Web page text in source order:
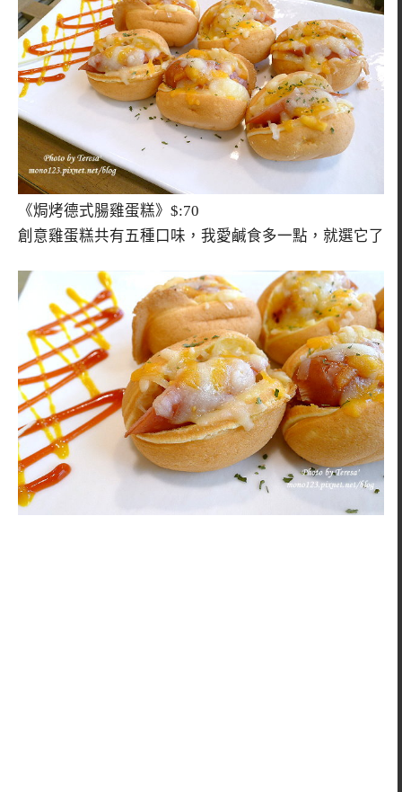
《焗烤德式腸雞蛋糕》$:70
創意雞蛋糕共有五種口味，我愛鹹食多一點，就選它了